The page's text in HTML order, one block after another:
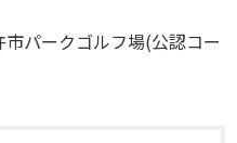
ークゴルフ場(公認コー